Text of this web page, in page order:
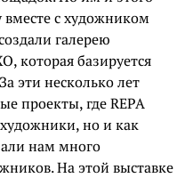
вместе с художником
галерею
которая базируется
эти несколько лет
проекты, где REPA
но и как
нам много
На этой выставке